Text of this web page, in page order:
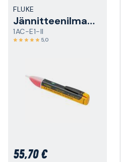
FLUKE
Jännitteenilmaisin
1AC-E1-II
5,0
55,70 €